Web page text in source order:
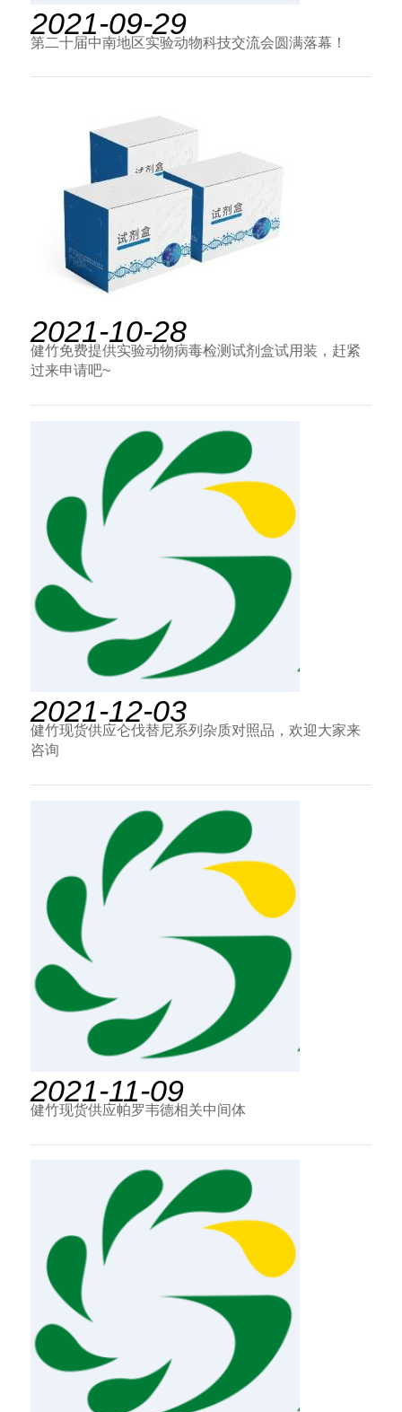
2021-09-29
第二十届中南地区实验动物科技交流会圆满落幕！
2021-10-28
健竹免费提供实验动物病毒检测试剂盒试用装，赶紧
过来申请吧~
2021-12-03
健竹现货供应仑伐替尼系列杂质对照品，欢迎大家来
咨询
2021-11-09
健竹现货供应帕罗韦德相关中间体